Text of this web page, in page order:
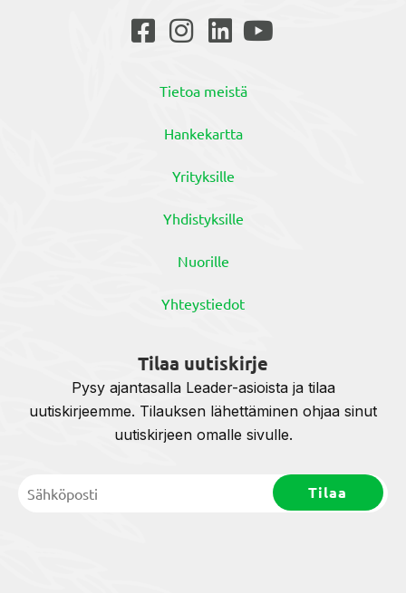
Tietoa meistä
Hankekartta
Yrityksille
Yhdistyksille
Nuorille
Yhteystiedot
Tilaa uutiskirje
Pysy ajantasalla Leader-asioista ja tilaa
uutiskirjeemme. Tilauksen lähettäminen ohjaa sinut
uutiskirjeen omalle sivulle.